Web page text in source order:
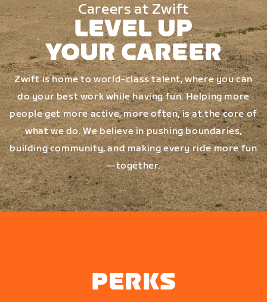
Careers at Zwift
LEVEL UP
YOUR CAREER
Zwift is home to world-class talent, where you can
do your best work while having fun. Helping more
people get more active, more often, is at the core of
what we do. We believe in pushing boundaries,
building community, and making every ride more fun
—together.
PERKS